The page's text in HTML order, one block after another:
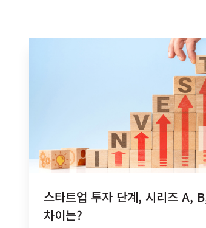
스타트업 투자 단계, 시리즈 A,
차이는?